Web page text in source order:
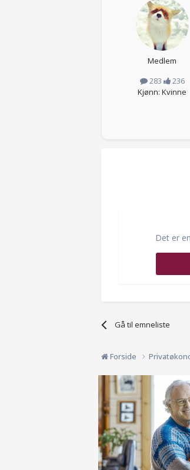
Medlem
283
236
Kjønn: Kvinne
Det er
Gå til emneliste
Forside